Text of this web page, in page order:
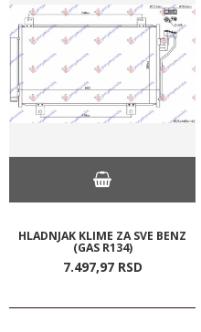
HLADNJAK KLIME ZA SVE BENZ
(GAS R134)
7.497,97 RSD